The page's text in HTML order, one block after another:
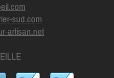
sud.com
artisan.net